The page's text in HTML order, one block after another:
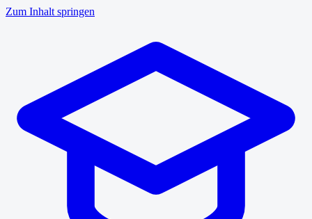
Zum Inhalt springen